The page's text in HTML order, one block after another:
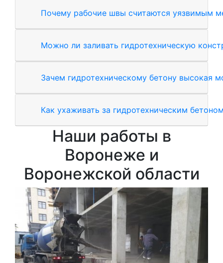
Почему рабочие швы считаются уязвимым
Можно ли заливать гидротехническую
Зачем гидротехническому бетону высокая
Как ухаживать за гидротехническим
Наши работы в
Воронеже и
Воронежской области